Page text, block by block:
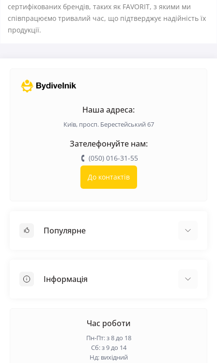
сертифікованих брендів, таких як FAVORIT, з якими ми
співпрацюємо тривалий час, що підтверджує надійність їх
продукції.
Наша адреса:
Київ, просп. Берестейський 67
Зателефонуйте нам:
(050) 016-31-55
До контактів
Популярне
Самовирівнююча суміш
Інформація
Гарантія та повернення
Час роботи
Пн-Пт: з 8 до 18
Сб: з 9 до 14
Нд: вихідний